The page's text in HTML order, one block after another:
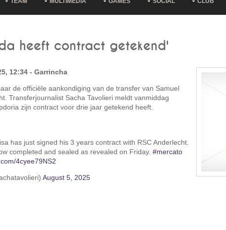
heeft contract getekend'
12:34 - Garrincha
de officiële aankondiging van de transfer van Samuel
Transferjournalist Sacha Tavolieri meldt vanmiddag
zijn contract voor drie jaar getekend heeft.
has just signed his 3 years contract with RSC Anderlecht.
completed and sealed as revealed on Friday. #mercato
4cyee79NS2
August 5, 2025